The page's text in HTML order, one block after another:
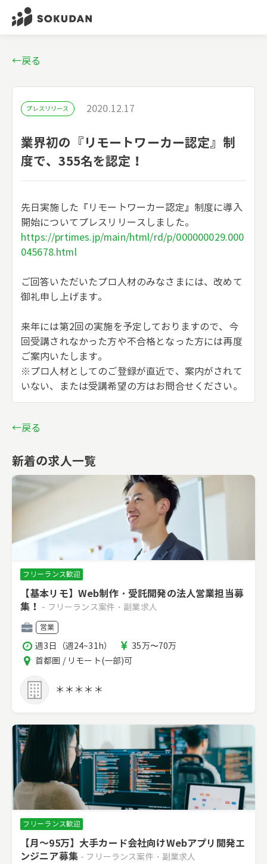
←戻る
プレスリリース 2020.12.17
業界初の『リモートワーカー認定』制
度で、355名を認定！
先日実施した『リモートワーカー認定』制度に導入
開始についてプレスリリースしました。
https://prtimes.jp/main/html/rd/p/000000029.000
045678.html
ご回答いただいたプロ人材のみなさまには、改めて
御礼申し上げます。
来年には第2回の実施を予定しておりますので、今
回受講されなかった方や不合格となった方には再度
ご案内いたします。
※プロ人材としてのご登録が直近で、案内がされて
いない、または受講希望の方はお問合せください。
←戻る
新着の求人一覧
フリーランス歓迎
【基本リモ】Web制作・受託開発の法人営業担当募
集！
- フリーランス案件・副業求人
職
種
営業
稼
働
時
間
週3日（週24~31h）
報
酬
35万〜70万
エ
ア
首都圏 / リモート(一部)可
＊＊＊＊＊
フリーランス歓迎
【月～95万】大手カード会社向けWebアプリ開発エ
ンジニア募集 - フリーランス案件・副業求人